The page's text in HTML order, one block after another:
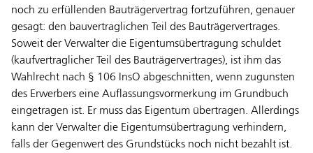
noch zu erfüllenden Bauträgervertrag fortzuführen, genauer
gesagt: den bauvertraglichen Teil des Bauträgervertrages.
Soweit der Verwalter die Eigentumsübertragung schuldet
(kaufvertraglicher Teil des Bauträgervertrages), ist ihm das
Wahlrecht nach § 106 InsO abgeschnitten, wenn zugunsten
des Erwerbers eine Auflassungsvormerkung im Grundbuch
eingetragen ist. Er muss das Eigentum übertragen. Allerdings
kann der Verwalter die Eigentumsübertragung verhindern,
falls der Gegenwert des Grundstücks noch nicht bezahlt ist.